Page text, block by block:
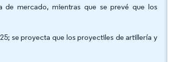
de mercado, mientras que se prevé que los
se proyecta que los proyectiles de artillería y